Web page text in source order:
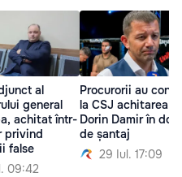
al
general
achitat într-
privind
false
09:42
Procurorii au
la CSJ achitarea
Dorin Damir în
de șantaj
29 Iul. 17:09